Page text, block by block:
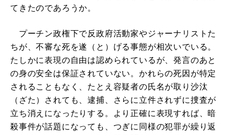
てきたのであろうか。
プーチン政権下で反政府活動家やジャーナリストた
ちが、不審な死を遂（と）げる事態が相次いでいる。
たしかに表現の自由は認められているが、発言のあと
の身の安全は保証されていない。かれらの死因が特定
されることもなく、たとえ容疑者の氏名が取り沙汰
（ざた）されても、逮捕、さらに立件されずに捜査が
立ち消えになったりする。より正確に表現すれば、暗
殺事件が話題になっても、つぎに同様の犯罪が繰り返